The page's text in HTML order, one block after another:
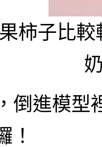
柿子比
倒進模型
！